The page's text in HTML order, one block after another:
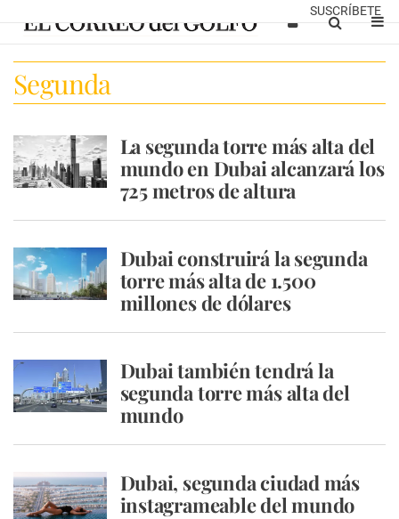
SUSCRÍBETE
Segunda
La segunda torre más alta del
mundo en Dubai alcanzará los
725 metros de altura
Dubai construirá la segunda
torre más alta de 1.500
millones de dólares
Dubai también tendrá la
segunda torre más alta del
mundo
Dubai, segunda ciudad más
instagrameable del mundo